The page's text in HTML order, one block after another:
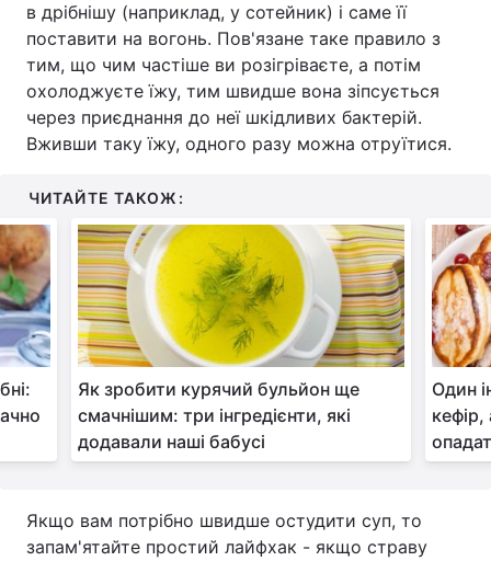
в дрібнішу (наприклад, у сотейник) і саме її
поставити на вогонь. Пов'язане таке правило з
тим, що чим частіше ви розігріваєте, а потім
охолоджуєте їжу, тим швидше вона зіпсується
через приєднання до неї шкідливих бактерій.
Вживши таку їжу, одного разу можна отруїтися.
ЧИТАЙТЕ ТАКОЖ:
Як зробити курячий бульйон ще
смачнішим: три інгредієнти, які
додавали наші бабусі
Один
Якщо вам потрібно швидше остудити суп, то
запам'ятайте простий лайфхак - якщо страву